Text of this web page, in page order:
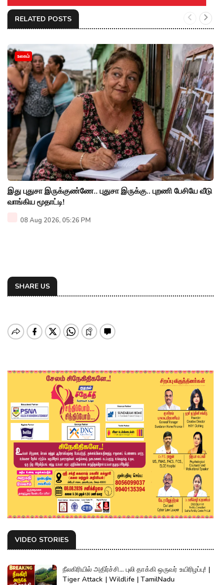
RELATED POSTS
உலகம்
இது புதுசா இருக்குண்ணே.. புதுசா இருக்கு.. புறணி பேசியே வீடு
வாங்கிய மூதாட்டி!
08 Aug 2026, 05:26 PM
SHARE US
VIDEO STORIES
நீலகிரியில் அதிர்ச்சி... புலி தாக்கி ஒருவர் உயிரிழப்பு! |
Tiger Attack | Wildlife | TamilNadu